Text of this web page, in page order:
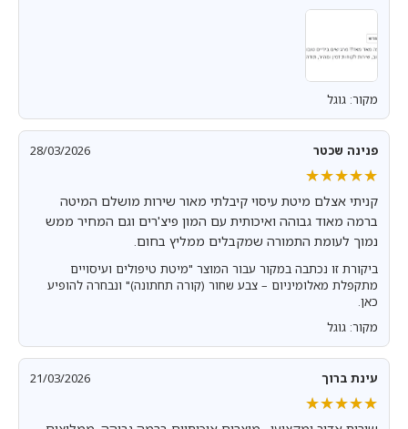
מקור: גוגל
פנינה שכטר 28/03/2026
★★★★★
★★★★★
קניתי אצלם מיטת עיסוי קיבלתי מאור שירות מושלם המיטה
ברמה מאוד גבוהה ואיכותית עם המון פיצ'רים וגם המחיר ממש
נמוך לעומת התמורה שמקבלים ממליץ בחום.
ביקורת זו נכתבה במקור עבור המוצר "מיטת טיפולים ועיסויים
מתקפלת מאלומיניום – צבע שחור (קורה תחתונה)" ונבחרה להופיע
כאן.
מקור: גוגל
עינת ברוך 21/03/2026
★★★★★
★★★★★